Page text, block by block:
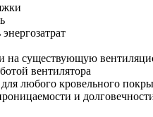
на существующую
вентилятора
любого кровельного
и